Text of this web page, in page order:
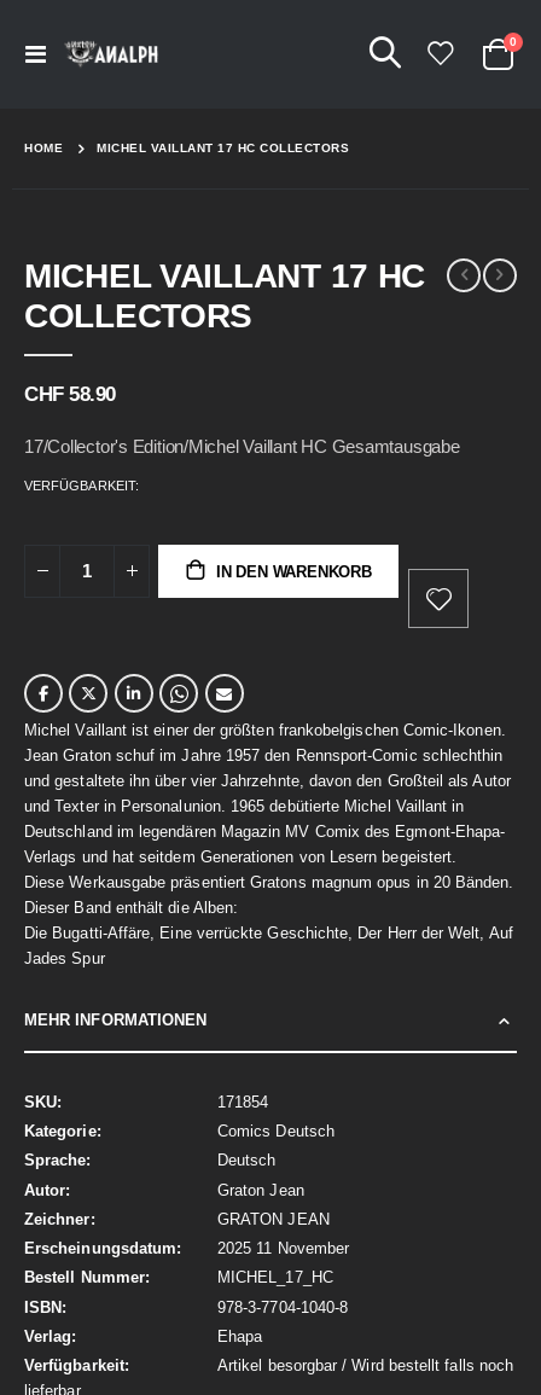
Navigation
Cart
0
HOME MICHEL VAILLANT 17 HC COLLECTORS
MICHEL VAILLANT 17 HC
COLLECTORS
CHF 58.90
17/Collector's Edition/Michel Vaillant HC Gesamtausgabe
VERFÜGBARKEIT:
IN DEN WARENKORB
Michel Vaillant ist einer der größten frankobelgischen Comic-Ikonen.
Jean Graton schuf im Jahre 1957 den Rennsport-Comic schlechthin
und gestaltete ihn über vier Jahrzehnte, davon den Großteil als Autor
und Texter in Personalunion. 1965 debütierte Michel Vaillant in
Deutschland im legendären Magazin MV Comix des Egmont-Ehapa-
Verlags und hat seitdem Generationen von Lesern begeistert.
Diese Werkausgabe präsentiert Gratons magnum opus in 20 Bänden.
Dieser Band enthält die Alben:
Die Bugatti-Affäre, Eine verrückte Geschichte, Der Herr der Welt, Auf
Jades Spur
MEHR INFORMATIONEN
Mehr
Informationen
171854
Comics Deutsch
Deutsch
Graton Jean
GRATON JEAN
2025 11 November
MICHEL_17_HC
978-3-7704-1040-8
Ehapa
Artikel besorgbar / Wird bestellt falls noch
lieferbar
to
the
end
images
to
the
beginning
images